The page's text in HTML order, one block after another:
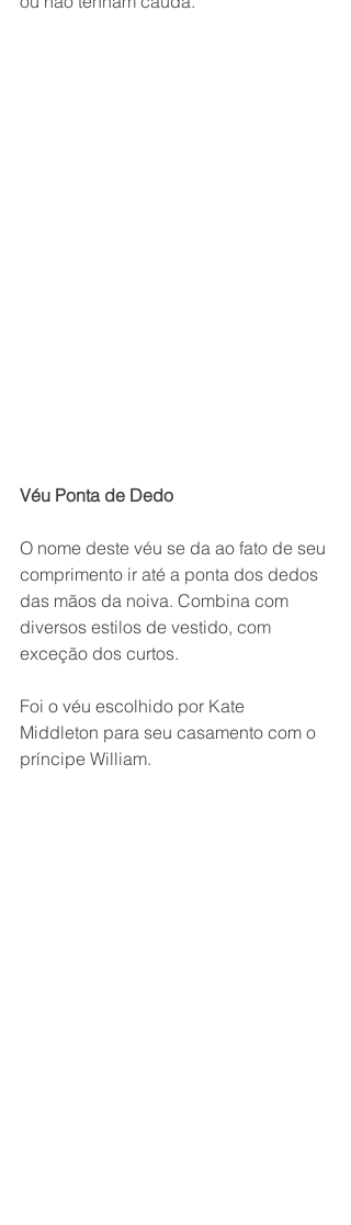
Véu Ponta de Dedo
O nome deste véu se da ao fato de seu
comprimento ir até a ponta dos dedos
das mãos da noiva. Combina com
diversos estilos de vestido, com
exceção dos curtos.
Foi o véu escolhido por Kate
Middleton para seu casamento com o
príncipe William.